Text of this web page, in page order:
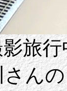
旅
ん